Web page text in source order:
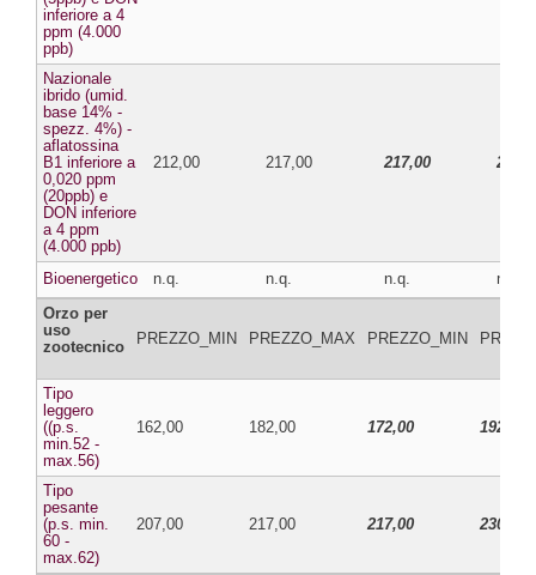
inferiore a 4
ppm (4.000
ppb)
Nazionale
ibrido (umid.
base 14% -
spezz. 4%) -
aflatossina
B1 inferiore a
0,020 ppm
(20ppb) e
DON inferiore
a 4 ppm
(4.000 ppb)
212,00 217,00 217,00
Bioenergetico n.q. n.q. n.q.
n.q.
Orzo per
uso
zootecnico
PREZZO_MIN PREZZO_MAX PREZZO_MIN
Tipo
leggero
((p.s.
min.52 -
max.56)
162,00 182,00 172,00 192,00
Tipo
pesante
(p.s. min.
60 -
max.62)
207,00 217,00 217,00 230,00